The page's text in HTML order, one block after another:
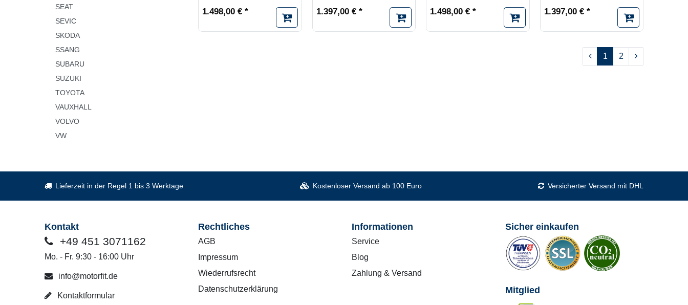
SEAT
SEVIC
SKODA
SSANG
SUBARU
SUZUKI
TOYOTA
VAUXHALL
VOLVO
VW
1.498,00 € * 1.397,00 € * 1.498,00 € * 1.397,00 € *
1 2
Lieferzeit in der Regel 1 bis 3 Werktage Kostenloser Versand ab 100 Euro Versicherter Versand mit DHL
Kontakt
+49 451 3071162
Mo. - Fr. 9:30 - 16:00 Uhr
info@motorfit.de
Kontaktformular
Rechtliches
AGB
Impressum
Wiederrufsrecht
Datenschutzerklärung
Informationen
Service
Blog
Zahlung & Versand
Sicher einkaufen
Mitglied